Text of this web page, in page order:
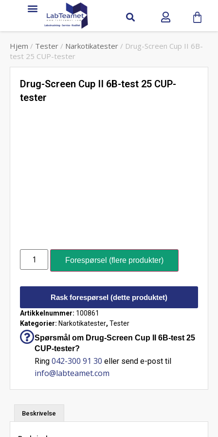
Hjem / Tester / Narkotikatester / Drug-Screen Cup II 6B-
test 25 CUP-tester
Drug-Screen Cup II 6B-test 25 CUP-
tester
Forespørsel (flere produkter)
Rask forespørsel (dette produktet)
Artikkelnummer: 100861
Kategorier: Narkotikatester, Tester
Spørsmål om Drug-Screen Cup II 6B-test 25
CUP-tester?
Ring 042-300 91 30 eller send e-post til
info@labteamet.com
Beskrivelse